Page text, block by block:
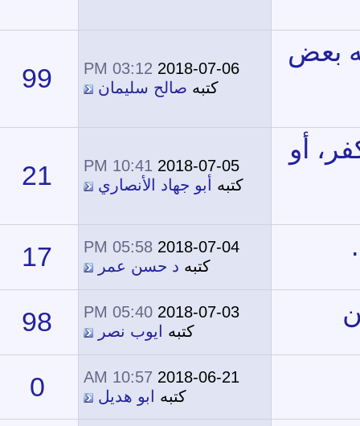
2018-07-06
03:12 PM
صالح سليمان 99
60,798
2018-07-05
10:41 PM
أبو جهاد الأنصاري 21
35,178
05:58 PM
د حسن عمر 17
24,131
2018-07-03
05:40 PM
98
66,175
10:57 AM
0
13,361